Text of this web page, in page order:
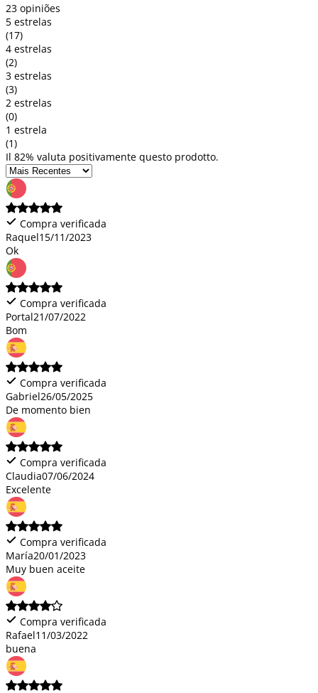
23 opiniões
5 estrelas
(17)
4 estrelas
(2)
3 estrelas
(3)
2 estrelas
(0)
1 estrela
(1)
Il 82% valuta positivamente questo prodotto.
Compra verificada
Raquel15/11/2023
Ok
Compra verificada
Portal21/07/2022
Bom
Compra verificada
Gabriel26/05/2025
De momento bien
Compra verificada
Claudia07/06/2024
Excelente
Compra verificada
María20/01/2023
Muy buen aceite
Compra verificada
Rafael11/03/2022
buena